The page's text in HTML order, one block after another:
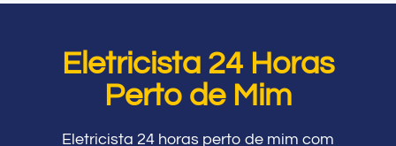
Eletricista 24 Horas
Perto de Mim
Eletricista 24 horas perto de mim com